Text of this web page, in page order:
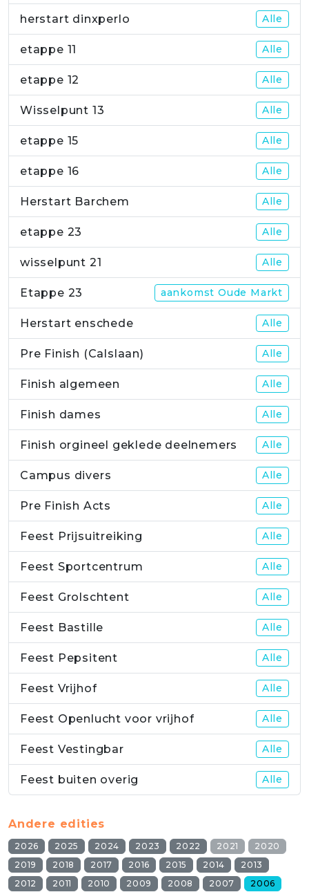
herstart dinxperlo Alle
etappe 11 Alle
etappe 12 Alle
Wisselpunt 13 Alle
etappe 15 Alle
etappe 16 Alle
Herstart Barchem Alle
etappe 23 Alle
wisselpunt 21 Alle
Etappe 23 aankomst Oude Markt
Herstart enschede Alle
Pre Finish (Calslaan) Alle
Finish algemeen Alle
Finish dames Alle
Finish orgineel geklede deelnemers Alle
Campus divers Alle
Pre Finish Acts Alle
Feest Prijsuitreiking Alle
Feest Sportcentrum Alle
Feest Grolschtent Alle
Feest Bastille Alle
Feest Pepsitent Alle
Feest Vrijhof Alle
Feest Openlucht voor vrijhof Alle
Feest Vestingbar Alle
Feest buiten overig Alle
Andere edities
2026 2025 2024 2023 2022 2021
2020
2019
2018 2017 2016 2015 2014
2013
2012
2011 2010 2009 2008 2007 2006